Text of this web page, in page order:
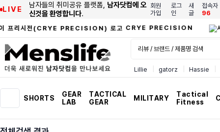
LIVE 남자들의 취미공유 플랫폼, 남자닷컴에 오
신것을 환영합니다.
회원
가입
로그
인
새
글
접속자
96
CRYE PRECISION
Lillie gatorz
Hassie
Toothbruhh
Ilse
SHORTS
GEAR
LAB
TACTICAL
GEAR
MILITARY
Tactical
Fitness